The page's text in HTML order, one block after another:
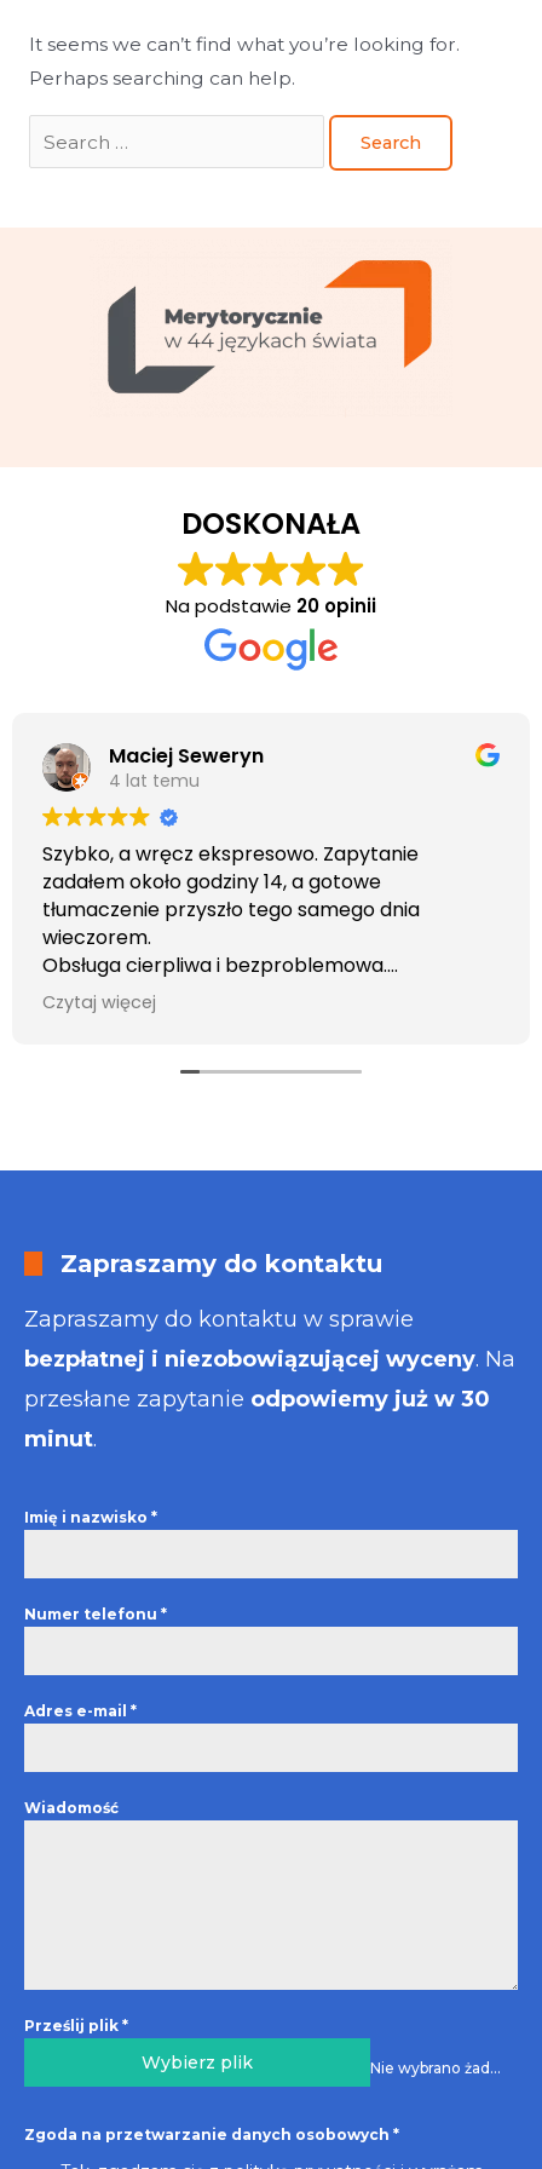
It seems we can’t find what you’re looking for.
Perhaps searching can help.
DOSKONAŁA
Na podstawie 20 opinii
Maciej Seweryn
4 lat temu
Szybko, a wręcz ekspresowo. Zapytanie
zadałem około godziny 14, a gotowe
tłumaczenie przyszło tego samego dnia
wieczorem.
Obsługa cierpliwa i bezproblemowa.
Otrzymałem wszelkie informacje i porady jaka
usługa będzie dla mnie najlepsza. Faktura także
Czytaj więcej
Zapraszamy do kontaktu
Zapraszamy do kontaktu w sprawie
bezpłatnej i niezobowiązującej wyceny. Na
przesłane zapytanie odpowiemy już w 30
minut.
Imię i nazwisko *
Numer telefonu *
Adres e-mail *
Wiadomość
Prześlij plik *
Wybierz plik Nie wybrano żadnego pliku
Zgoda na przetwarzanie danych osobowych *